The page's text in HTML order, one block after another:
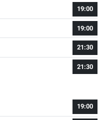
19:00
19:00
21:30
21:30
19:00